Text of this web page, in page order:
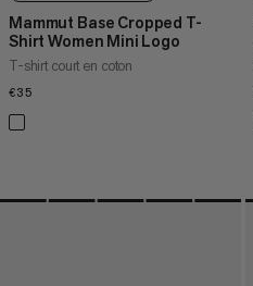
Mammut Base Cropped T-
Shirt Women Mini Logo
T-shirt court en coton
€35